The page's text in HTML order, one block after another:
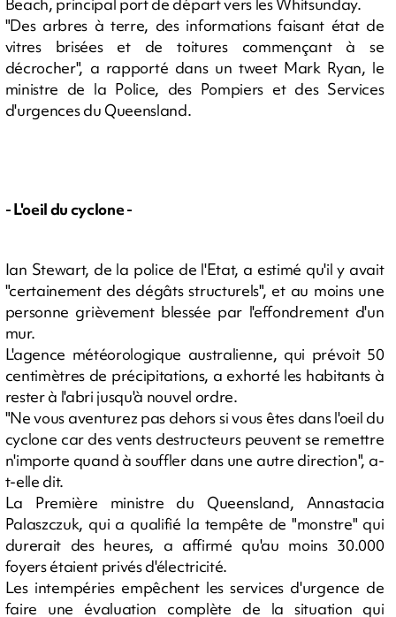
"Des arbres à terre, des informations faisant état de
vitres brisées et de toitures commençant à se
décrocher", a rapporté dans un tweet Mark Ryan, le
ministre de la Police, des Pompiers et des Services
d'urgences du Queensland.
- L'oeil du cyclone -
Ian Stewart, de la police de l'Etat, a estimé qu'il y avait
"certainement des dégâts structurels", et au moins une
personne grièvement blessée par l'effondrement d'un
mur.
L'agence météorologique australienne, qui prévoit 50
centimètres de précipitations, a exhorté les habitants à
rester à l'abri jusqu'à nouvel ordre.
"Ne vous aventurez pas dehors si vous êtes dans l'oeil du
cyclone car des vents destructeurs peuvent se remettre
n'importe quand à souffler dans une autre direction", a-
t-elle dit.
La Première ministre du Queensland, Annastacia
Palaszczuk, qui a qualifié la tempête de "monstre" qui
durerait des heures, a affirmé qu'au moins 30.000
foyers étaient privés d'électricité.
Les intempéries empêchent les services d'urgence de
faire une évaluation complète de la situation qui